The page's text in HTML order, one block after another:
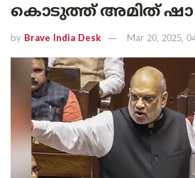
കൊടുത്ത് അമിത് ഷാ
by Brave India Desk Mar 20, 2025,